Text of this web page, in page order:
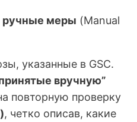
ручные меры (Manual
указанные в GSC.
вручную”
повторную проверку
, четко описав, какие